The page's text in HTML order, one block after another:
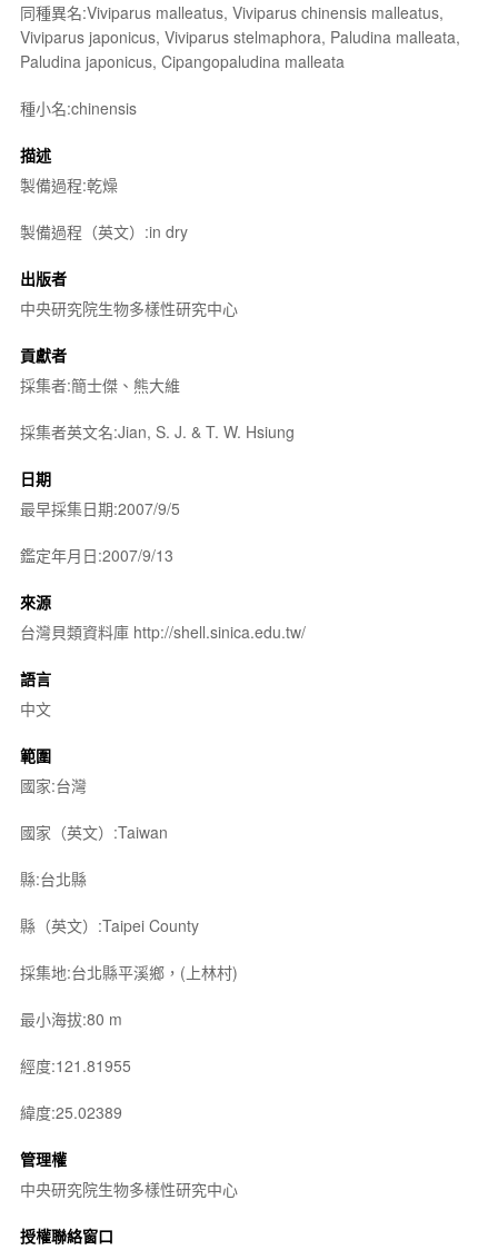
同種異名:Viviparus malleatus, Viviparus chinensis malleatus,
Viviparus japonicus, Viviparus stelmaphora, Paludina malleata,
Paludina japonicus, Cipangopaludina malleata
種小名:chinensis
描述
製備過程:乾燥
製備過程（英文）:in dry
出版者
中央研究院生物多樣性研究中心
貢獻者
採集者:簡士傑、熊大維
採集者英文名:Jian, S. J. & T. W. Hsiung
日期
最早採集日期:2007/9/5
鑑定年月日:2007/9/13
來源
台灣貝類資料庫 http://shell.sinica.edu.tw/
語言
中文
範圍
國家:台灣
國家（英文）:Taiwan
縣:台北縣
縣（英文）:Taipei County
採集地:台北縣平溪鄉，(上林村)
最小海拔:80 m
經度:121.81955
緯度:25.02389
管理權
中央研究院生物多樣性研究中心
授權聯絡窗口